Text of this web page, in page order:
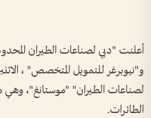
أعلنت "دبي لصناعات الطيران
و"نيوبرغر للتمويل المتخصص" ،
لصناعات الطيران" "موستانغ"، وهي
الطائرات.